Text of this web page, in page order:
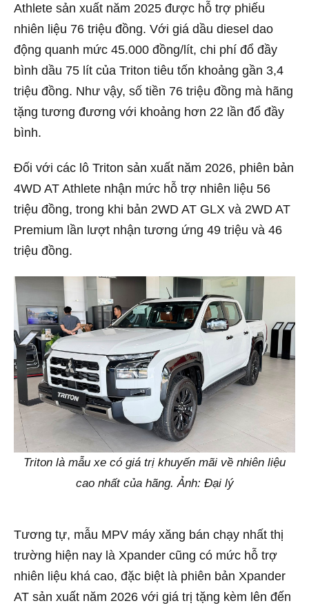
Athlete sản xuất năm 2025 được hỗ trợ phiếu
nhiên liệu 76 triệu đồng. Với giá dầu diesel dao
động quanh mức 45.000 đồng/lít, chi phí đổ đầy
bình dầu 75 lít của Triton tiêu tốn khoảng gần 3,4
triệu đồng. Như vậy, số tiền 76 triệu đồng mà hãng
tặng tương đương với khoảng hơn 22 lần đổ đầy
bình.
Đối với các lô Triton sản xuất năm 2026, phiên bản
4WD AT Athlete nhận mức hỗ trợ nhiên liệu 56
triệu đồng, trong khi bản 2WD AT GLX và 2WD AT
Premium lần lượt nhận tương ứng 49 triệu và 46
triệu đồng.
Triton là mẫu xe có giá trị khuyến mãi về nhiên liệu
cao nhất của hãng. Ảnh: Đại lý
Tương tự, mẫu MPV máy xăng bán chạy nhất thị
trường hiện nay là Xpander cũng có mức hỗ trợ
nhiên liệu khá cao, đặc biệt là phiên bản Xpander
AT sản xuất năm 2026 với giá trị tặng kèm lên đến